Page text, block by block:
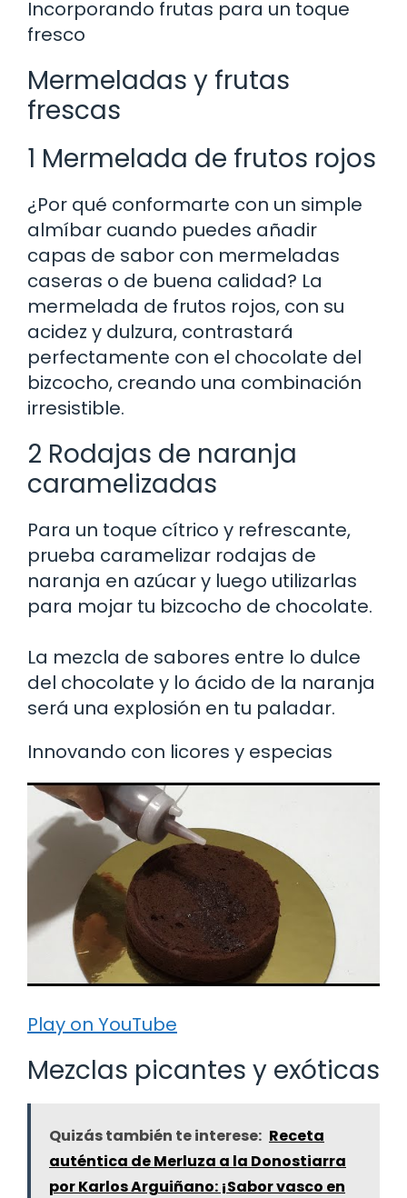
Incorporando frutas para un toque
fresco
Mermeladas y frutas
frescas
1 Mermelada de frutos rojos
¿Por qué conformarte con un simple
almíbar cuando puedes añadir
capas de sabor con mermeladas
caseras o de buena calidad? La
mermelada de frutos rojos, con su
acidez y dulzura, contrastará
perfectamente con el chocolate del
bizcocho, creando una combinación
irresistible.
2 Rodajas de naranja
caramelizadas
Para un toque cítrico y refrescante,
prueba caramelizar rodajas de
naranja en azúcar y luego utilizarlas
para mojar tu bizcocho de chocolate.
La mezcla de sabores entre lo dulce
del chocolate y lo ácido de la naranja
será una explosión en tu paladar.
Innovando con licores y especias
Play on YouTube
Mezclas picantes y exóticas
Quizás también te interese: Receta
auténtica de Merluza a la Donostiarra
por Karlos Arguiñano: ¡Sabor vasco en